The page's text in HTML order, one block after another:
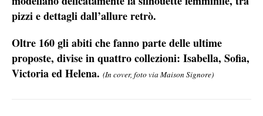
pizzi e dettagli dall’allure retrò.
Oltre 160 gli abiti che fanno parte delle ultime
proposte, divise in quattro collezioni: Isabella, Sofia,
Victoria ed Helena. (In cover, foto via Maison Signore)